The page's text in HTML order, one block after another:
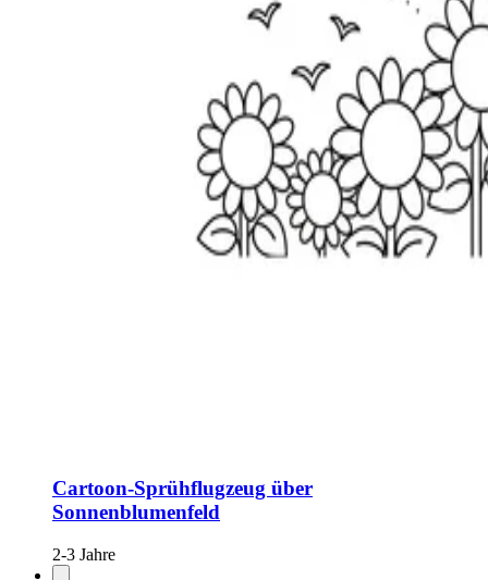
Cartoon-Sprühflugzeug über
Sonnenblumenfeld
2-3 Jahre